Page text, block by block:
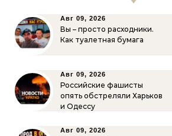
Авг 09, 2026
Вы – просто расходники.
Как туалетная бумага
Авг 09, 2026
Российские фашисты
опять обстреляли Харьков
и Одессу
Авг 09, 2026